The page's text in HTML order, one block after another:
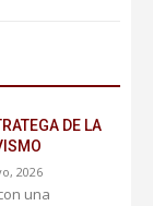
DE LA
2026
una